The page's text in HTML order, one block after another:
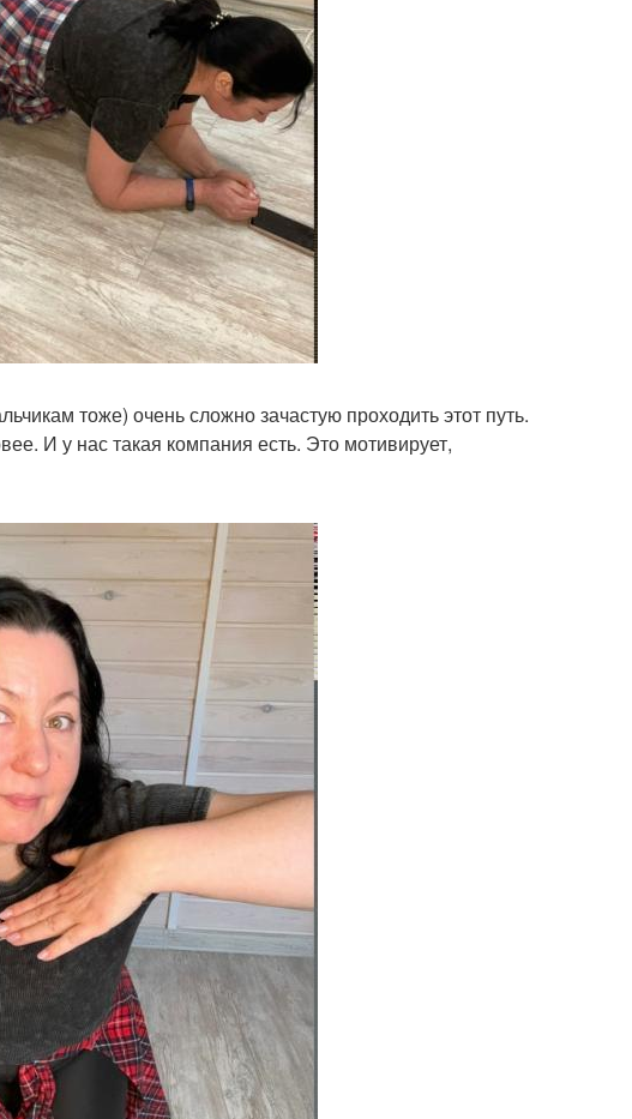
тоже) очень сложно зачастую проходить этот путь.
И у нас такая компания есть. Это мотивирует,